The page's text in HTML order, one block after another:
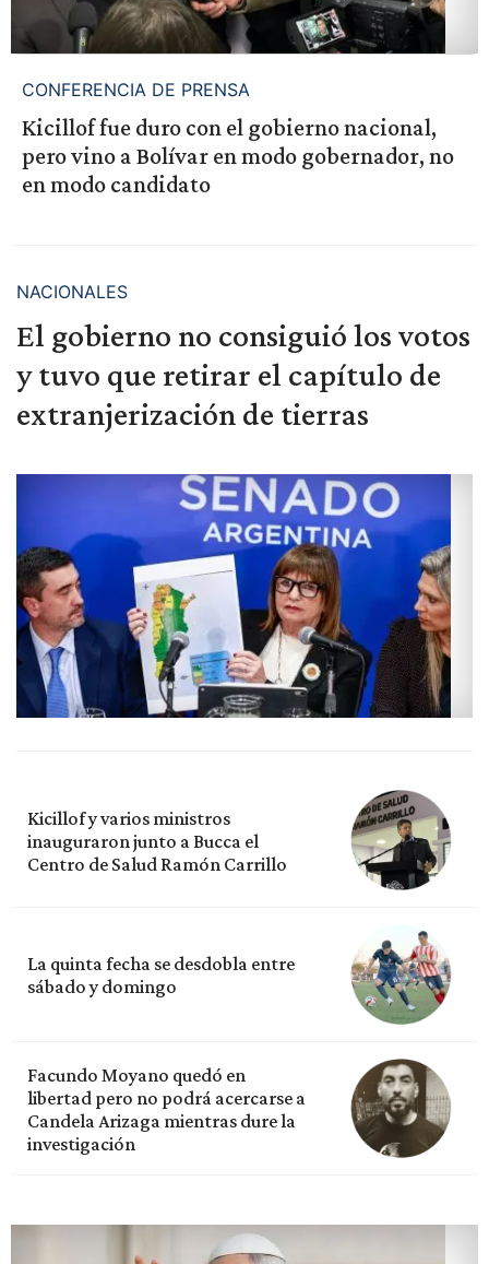
CONFERENCIA DE PRENSA
Kicillof fue duro con el gobierno nacional,
pero vino a Bolívar en modo gobernador, no
en modo candidato
NACIONALES
El gobierno no consiguió los votos
y tuvo que retirar el capítulo de
extranjerización de tierras
Kicillof y varios ministros
inauguraron junto a Bucca el
Centro de Salud Ramón Carrillo
La quinta fecha se desdobla entre
sábado y domingo
Facundo Moyano quedó en
libertad pero no podrá acercarse a
Candela Arizaga mientras dure la
investigación